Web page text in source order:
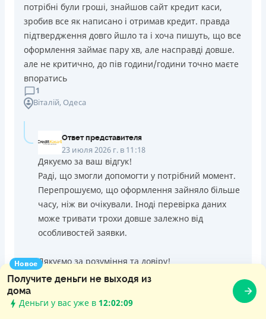
Новое
Получите деньги не выходя из
дома
Деньги у вас уже в 12:02:10
потрібні були гроші, знайшов сайт кредит каси,
зробив все як написано і отримав кредит. правда
підтвердження довго йшло та і хоча пишуть, що все
оформлення займає пару хв, але насправді довше.
але не критично, до пів години/години точно маєте
впоратись
1
Віталій, Одеса
Ответ представителя
23 июля 2026 г. в 11:18
Дякуємо за ваш відгук!
Раді, що змогли допомогти у потрібний момент.
Перепрошуємо, що оформлення зайняло більше
часу, ніж ви очікували. Іноді перевірка даних
може тривати трохи довше залежно від
особливостей заявки.
Дякуємо за розуміння та довіру!
22 июля 2026 г. в 19:20
Думаю оберу Старфин